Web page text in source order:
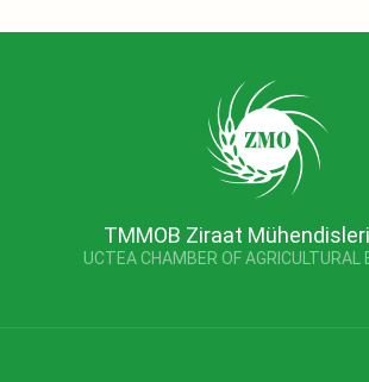
TMMOB Ziraat Mühendisleri
UCTEA CHAMBER OF AGRICULTURAL